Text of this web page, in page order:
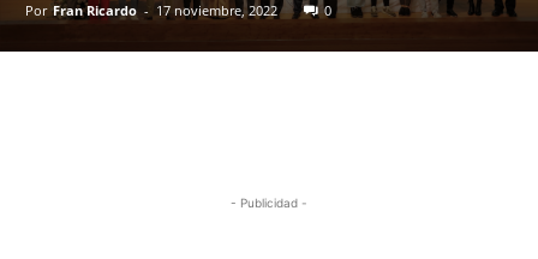
Por Fran Ricardo - 17 noviembre, 2022 0
- Publicidad -